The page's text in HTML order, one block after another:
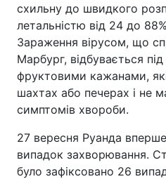
схильну до швидкого
летальністю від 24 до
Зараження вірусом, що
Марбург, відбувається під
фруктовими кажанами,
шахтах або печерах і не
симптомів хвороби.
27 вересня Руанда
випадок захворювання.
було зафіксовано 26